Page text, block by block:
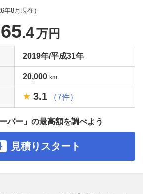
年8月 現在）
.4万円
2019年/平成31年
20,000 km
3.1 （7件）
バー」の最高額を調べよう
見積りスタート